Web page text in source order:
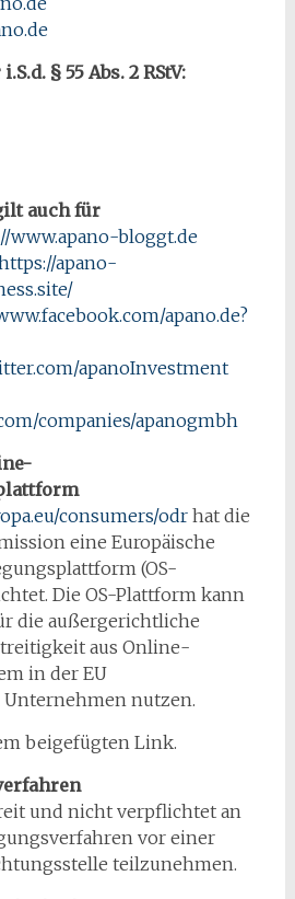
§ 55 Abs. 2 RStV:
auch für
www.apano-bloggt.de
apano-
apano.de?
apanoInvestment
companies/apanogmbh
consumers/odrhat die
eine Europäische
(OS-
Die OS-Plattform kann
die außergerichtliche
aus Online-
in der EU
nutzen.
beigefügten Link.
und nicht verpflichtet an
vor einer
teilzunehmen.